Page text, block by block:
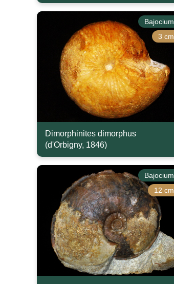
Bajocium
3 cm
Dimorphinites dimorphus
(d'Orbigny, 1846)
Bajocium
12 cm